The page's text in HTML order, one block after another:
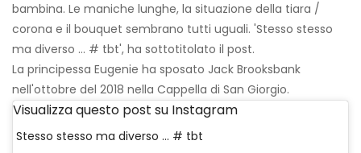
bambina. Le maniche lunghe, la situazione della tiara /
corona e il bouquet sembrano tutti uguali. 'Stesso stesso
ma diverso ... # tbt', ha sottotitolato il post.
La principessa Eugenie ha sposato Jack Brooksbank
nell'ottobre del 2018 nella Cappella di San Giorgio.
Visualizza questo post su Instagram
Stesso stesso ma diverso ... # tbt